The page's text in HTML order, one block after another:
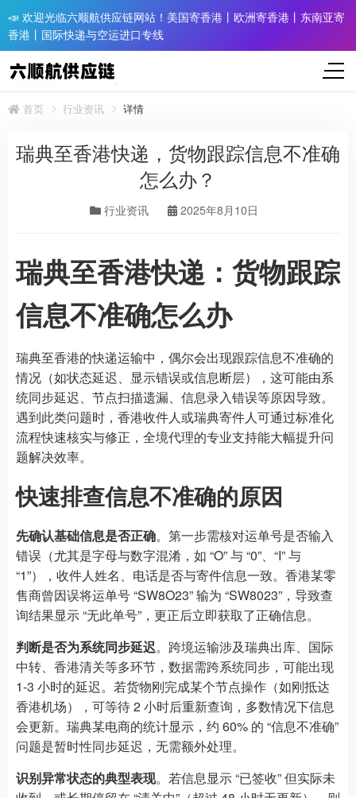
📣 欢迎光临六顺航供应链网站！美国寄香港丨欧洲寄香港丨东南亚寄
香港丨国际快递与空运进口专线
首页 行业资讯 详情
瑞典至香港快递，货物跟踪信息不准确
怎么办？​
行业资讯 2025年8月10日
瑞典至香港快递：货物跟踪
信息不准确怎么办
瑞典至香港的快递运输中，偶尔会出现跟踪信息不准确的
情况（如状态延迟、显示错误或信息断层），这可能由系
统同步延迟、节点扫描遗漏、信息录入错误等原因导致。
遇到此类问题时，香港收件人或瑞典寄件人可通过标准化
流程快速核实与修正，全境代理的专业支持能大幅提升问
题解决效率。
快速排查信息不准确的原因
先确认基础信息是否正确。第一步需核对运单号是否输入
错误（尤其是字母与数字混淆，如 “O” 与 “0”、“I” 与
“1”），收件人姓名、电话是否与寄件信息一致。香港某零
售商曾因误将运单号 “SW8O23” 输为 “SW8023”，导致查
询结果显示 “无此单号”，更正后立即获取了正确信息。
判断是否为系统同步延迟。跨境运输涉及瑞典出库、国际
中转、香港清关等多环节，数据需跨系统同步，可能出现
1-3 小时的延迟。若货物刚完成某个节点操作（如刚抵达
香港机场），可等待 2 小时后重新查询，多数情况下信息
会更新。瑞典某电商的统计显示，约 60% 的 “信息不准确”
问题是暂时性同步延迟，无需额外处理。
识别异常状态的典型表现。若信息显示 “已签收” 但实际未